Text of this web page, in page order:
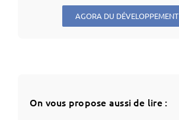
AGORA DU
On vous propose aussi de lire :